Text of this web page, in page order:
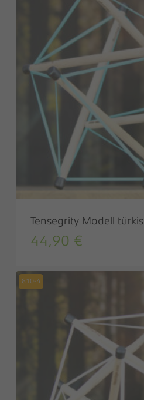
Tensegrity Modell türkis
44,90 €
810-4